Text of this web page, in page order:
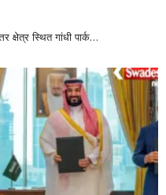
क्षेत्र स्थित गांधी पार्क…